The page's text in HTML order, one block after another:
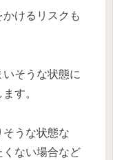
けるリスクも
そうな状態に
す。
うな状態な
くない場合など